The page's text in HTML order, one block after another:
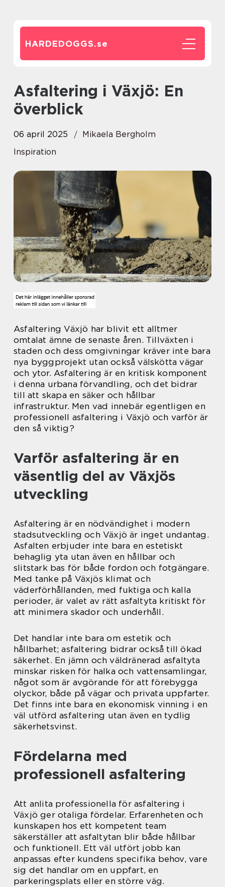
HARDEDOGGS.se
Asfaltering i Växjö: En
överblick
06 april 2025
Mikaela Bergholm
Inspiration
Asfaltering Växjö har blivit ett alltmer
omtalat ämne de senaste åren. Tillväxten i
staden och dess omgivningar kräver inte bara
nya byggprojekt utan också välskötta vägar
och ytor. Asfaltering är en kritisk komponent
i denna urbana förvandling, och det bidrar
till att skapa en säker och hållbar
infrastruktur. Men vad innebär egentligen en
professionell asfaltering i Växjö och varför är
den så viktig?
Varför asfaltering är en
väsentlig del av Växjös
utveckling
Asfaltering är en nödvändighet i modern
stadsutveckling och Växjö är inget undantag.
Asfalten erbjuder inte bara en estetiskt
behaglig yta utan även en hållbar och
slitstark bas för både fordon och fotgängare.
Med tanke på Växjös klimat och
väderförhållanden, med fuktiga och kalla
perioder, är valet av rätt asfaltyta kritiskt för
att minimera skador och underhåll.
Det handlar inte bara om estetik och
hållbarhet; asfaltering bidrar också till ökad
säkerhet. En jämn och väldränerad asfaltyta
minskar risken för halka och vattensamlingar,
något som är avgörande för att förebygga
olyckor, både på vägar och privata uppfarter.
Det finns inte bara en ekonomisk vinning i en
väl utförd asfaltering utan även en tydlig
säkerhetsvinst.
Fördelarna med
professionell asfaltering
Att anlita professionella för asfaltering i
Växjö ger otaliga fördelar. Erfarenheten och
kunskapen hos ett kompetent team
säkerställer att asfaltytan blir både hållbar
och funktionell. Ett väl utfört jobb kan
anpassas efter kundens specifika behov, vare
sig det handlar om en uppfart, en
parkeringsplats eller en större väg.